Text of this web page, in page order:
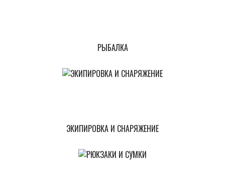
РЫБАЛКА
ЭКИПИРОВКА И СНАРЯЖЕНИЕ